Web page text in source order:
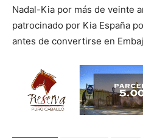
Nadal-Kia por más de veinte
patrocinado por Kia España
antes de convertirse en